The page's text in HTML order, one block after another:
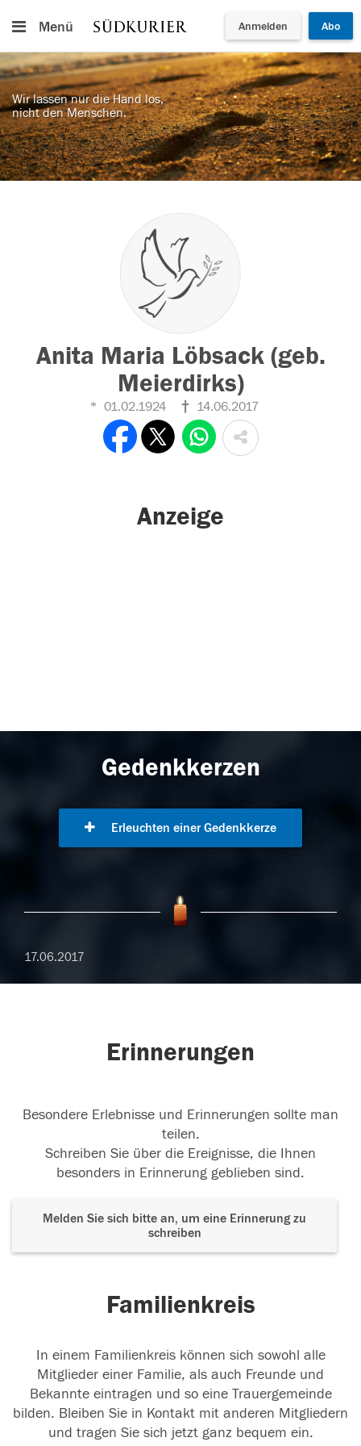
Menü Anmelden Abo
Wir lassen nur die Hand los,
nicht den Menschen.
Anita Maria Löbsack (geb.
Meierdirks)
01.02.1924 14.06.2017
Anzeige
Gedenkkerzen
Erleuchten einer Gedenkkerze
17.06.2017
Erinnerungen
Besondere Erlebnisse und Erinnerungen sollte man
teilen.
Schreiben Sie über die Ereignisse, die Ihnen
besonders in Erinnerung geblieben sind.
Melden Sie sich bitte an, um eine Erinnerung zu
schreiben
Familienkreis
In einem Familienkreis können sich sowohl alle
Mitglieder einer Familie, als auch Freunde und
Bekannte eintragen und so eine Trauergemeinde
bilden. Bleiben Sie in Kontakt mit anderen Mitgliedern
und tragen Sie sich jetzt ganz bequem ein.